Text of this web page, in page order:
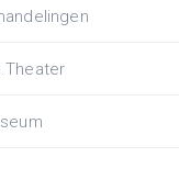
Theater